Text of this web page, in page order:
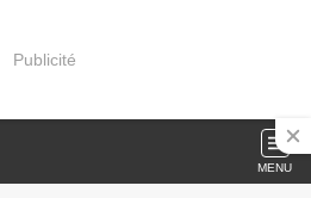
Publicité
MENU